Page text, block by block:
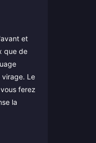
et
que de
virage. Le
ferez
la